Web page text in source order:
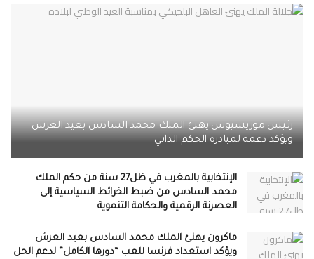
رئيس موريشيوس يهنئ الملك محمد السادس بعيد العرش
ويؤكد دعمه لمبادرة الحكم الذاتي
الإنتخابية بالمغرب في ظل27 سنة من حكم الملك
محمد السادس من ضبط الخرائط السياسية إلى
العصرنة الرقمية والحكامة التنموية
ماكرون يهنئ الملك محمد السادس بعيد العرش
ويؤكد استعداد فرنسا للعب “دورها الكامل” لدعم الحل